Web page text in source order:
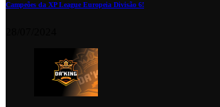
Campeões da XP League Europeia Divisão 6!